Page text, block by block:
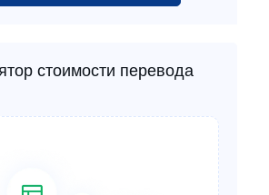
стоимости перевода